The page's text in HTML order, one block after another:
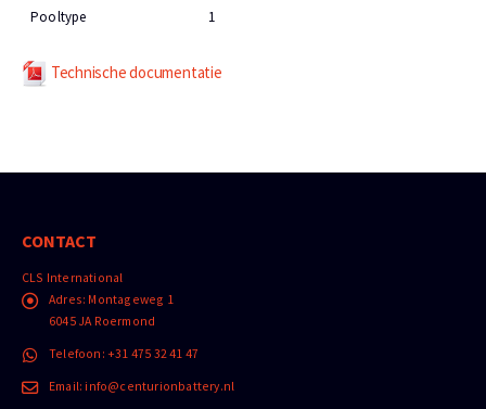
Pooltype 1
Technische documentatie
CONTACT
CLS International
Adres: Montageweg 1
6045 JA Roermond
Telefoon: +31 475 32 41 47
Email: info@centurionbattery.nl